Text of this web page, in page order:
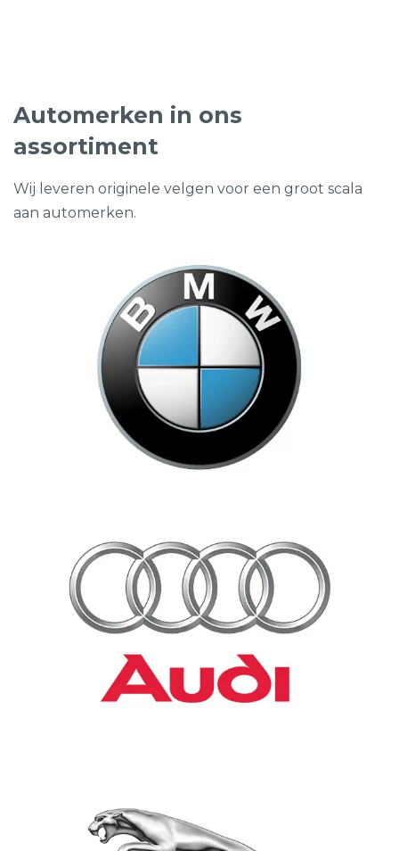
Automerken in ons
assortiment
Wij leveren originele velgen voor een groot scala
aan automerken.